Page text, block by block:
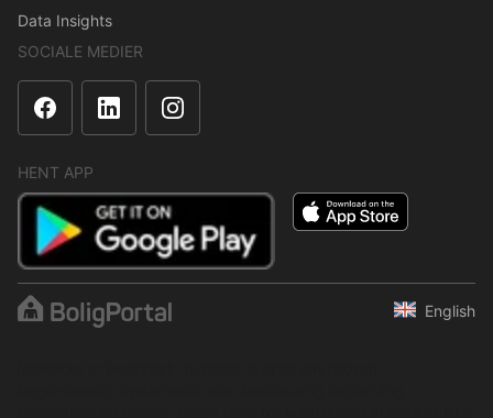
Data Insights
SOCIALE MEDIER
HENT APP
English